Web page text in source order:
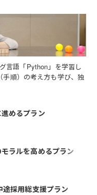
言語「Python」を学習し
順）の考え方も学び、独
めるプラン
ラルを高めるプラン
採用総支援プラン